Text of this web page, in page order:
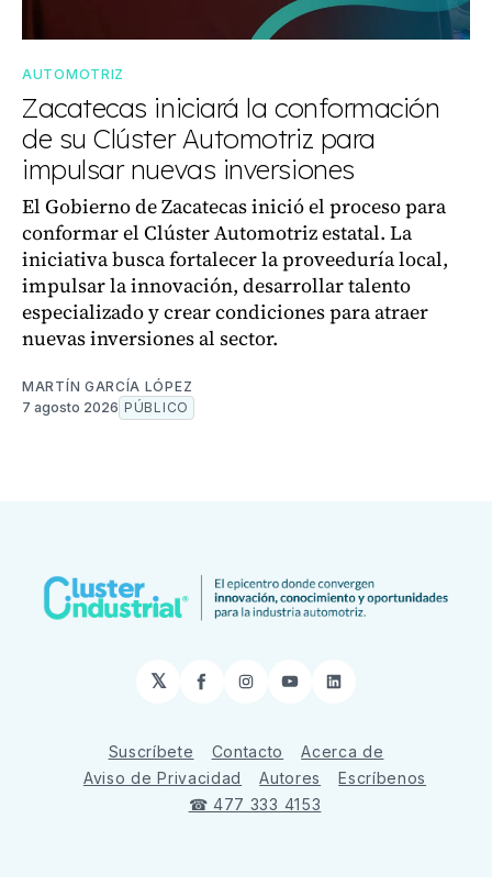
AUTOMOTRIZ
Zacatecas iniciará la conformación
de su Clúster Automotriz para
impulsar nuevas inversiones
El Gobierno de Zacatecas inició el proceso para
conformar el Clúster Automotriz estatal. La
iniciativa busca fortalecer la proveeduría local,
impulsar la innovación, desarrollar talento
especializado y crear condiciones para atraer
nuevas inversiones al sector.
MARTÍN GARCÍA LÓPEZ
7 agosto 2026 PÚBLICO
𝕏 Facebook
Instagram
YouTubeLinkedIn
Suscríbete Contacto
Acerca de
Aviso de Privacidad
Autores
Escríbenos
☎ 477 333 4153